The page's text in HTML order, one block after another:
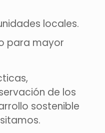
locales.
para mayor
de los
sostenible